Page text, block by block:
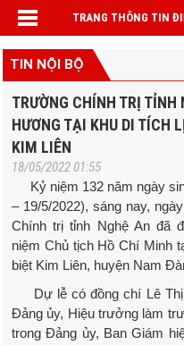
TRANG THÔNG TIN
TIN NỘI BỘ
TRƯỜNG CHÍNH TRỊ TỈNH
HƯƠNG TẠI KHU DI TÍCH
KIM LIÊN
18/05/2022 01:55
Kỷ niệm 132 năm ngày
– 19/5/2022), sáng nay,
Chính trị tỉnh Nghệ An đã
niệm Chủ tịch Hồ Chí Minh
biệt Kim Liên, huyện Nam
Dự lễ có đồng chí Lê Thị
Đảng ủy, Hiệu trưởng làm
trong Đảng ủy, Ban Giám